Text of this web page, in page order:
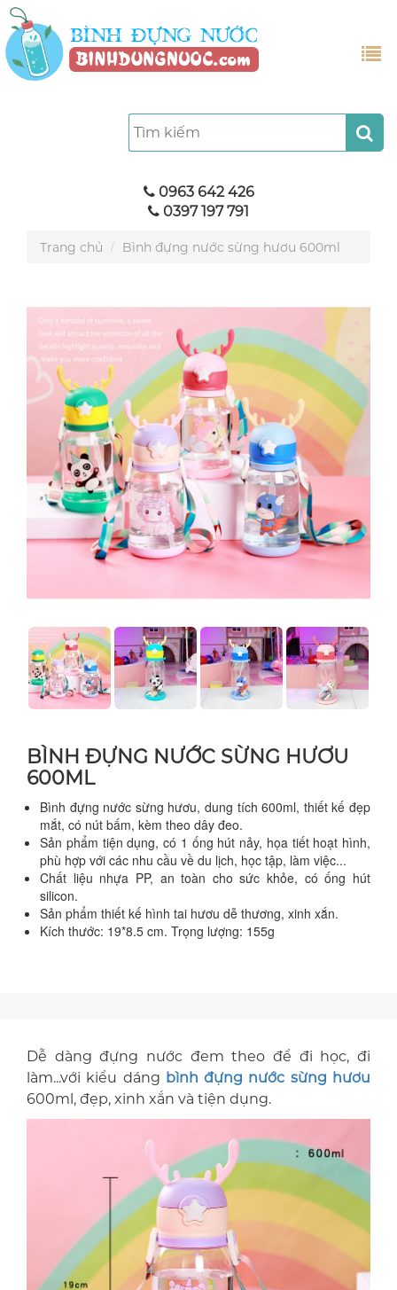
0963 642 426
0397 197 791
Trang chủ Bình đựng nước sừng hươu 600ml
BÌNH ĐỰNG NƯỚC SỪNG HƯƠU
600ML
Bình đựng nước sừng hươu, dung tích 600ml, thiết kế đẹp
mắt, có nút bấm, kèm theo dây đeo.
Sản phẩm tiện dụng, có 1 ống hút nảy, họa tiết hoạt hình,
phù hợp với các nhu cầu về du lịch, học tập, làm việc...
Chất liệu nhựa PP, an toàn cho sức khỏe, có ống hút
silicon.
Sản phẩm thiết kế hình tai hươu dễ thương, xinh xắn.
Kích thước: 19*8.5 cm. Trọng lượng: 155g
Dễ dàng đựng nước đem theo để đi học, đi
làm...với kiểu dáng bình đựng nước sừng hươu
600ml, đẹp, xinh xắn và tiện dụng.